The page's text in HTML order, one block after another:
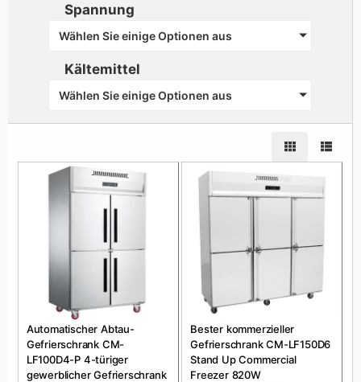
Spannung
Wählen Sie einige Optionen aus
Kältemittel
Wählen Sie einige Optionen aus
Automatischer Abtau-
Gefrierschrank CM-
LF100D4-P 4-türiger
gewerblicher Gefrierschrank
Bester kommerzieller
Gefrierschrank CM-LF150D6
Stand Up Commercial
Freezer 820W